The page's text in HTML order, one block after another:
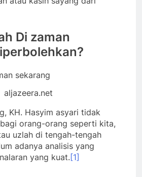
Di zaman
aljazeera.net
KH. Hasyim asyari tidak
orang-orang seperti kita,
uzlah di tengah-tengah
adanya analisis yang
yang kuat.[1]